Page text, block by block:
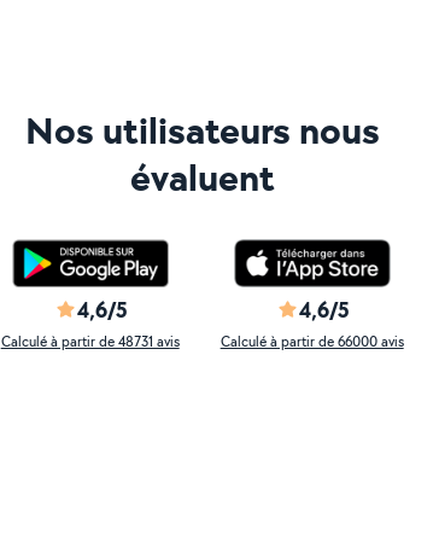
Nos utilisateurs nous
évaluent
4,6/5
Calculé à partir de 48731 avis
4,6/5
Calculé à partir de 66000 avis